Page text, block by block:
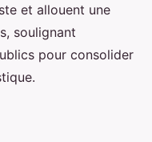
et allouent une
soulignant
pour consolider